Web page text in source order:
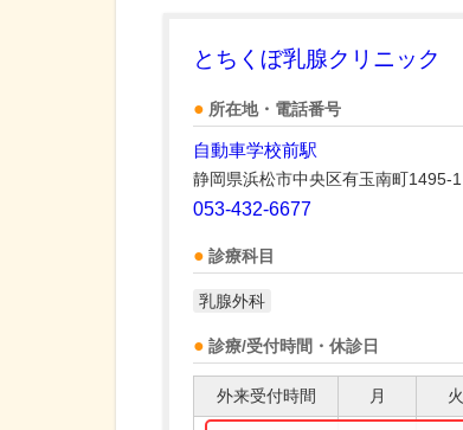
とちくぼ乳腺クリニック
所在地・電話番号
自動車学校前駅
静岡県浜松市中央区有玉南町1495-1
053-432-6677
診療科目
乳腺外科
診療/受付時間・休診日
外来受付時間 月 火